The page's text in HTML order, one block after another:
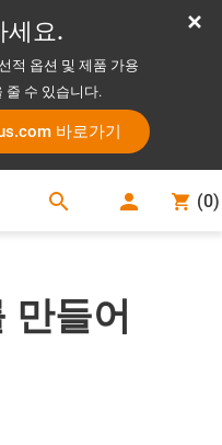
세요.
적 옵션 및 제품 가용
줄 수 있습니다.
바로가기
search (0)
만들어